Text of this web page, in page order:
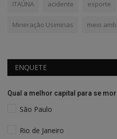
ITAÚNA acidente esporte
Mineração Usiminas meio
ENQUETE
Qual a melhor capital para se
São Paulo
Rio de Janeiro